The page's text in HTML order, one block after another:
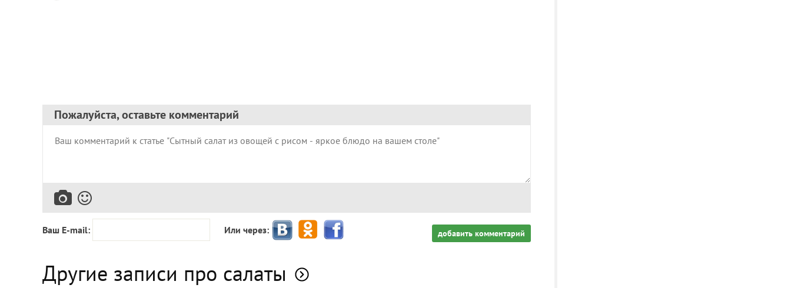
Пожалуйста, оставьте комментарий
Ваш E-mail: Или через: добавить комментарий
Другие записи про салаты